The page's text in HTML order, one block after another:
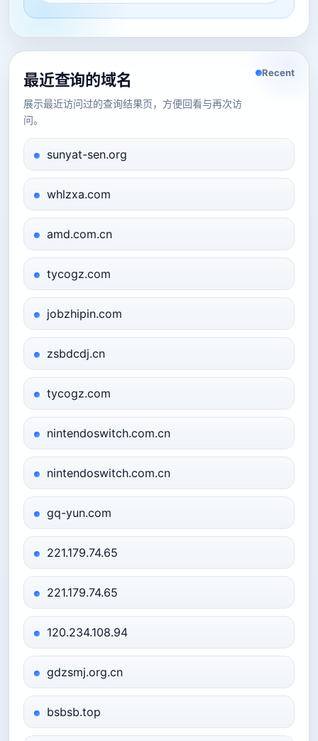
最近查询的域名
展示最近访问过的查询结果页，方便回看与再次访
问。
Recent
sunyat-sen.org
whlzxa.com
amd.com.cn
tycogz.com
jobzhipin.com
zsbdcdj.cn
tycogz.com
nintendoswitch.com.cn
nintendoswitch.com.cn
gq-yun.com
221.179.74.65
221.179.74.65
120.234.108.94
gdzsmj.org.cn
bsbsb.top